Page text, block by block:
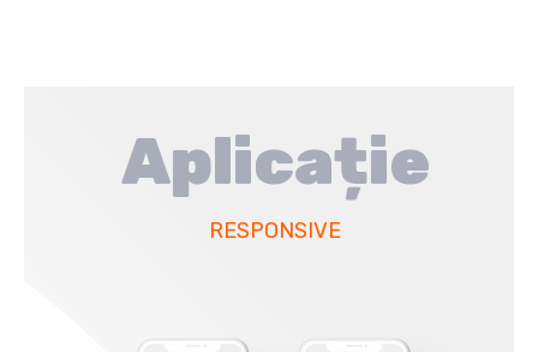
Aplicație
RESPONSIVE